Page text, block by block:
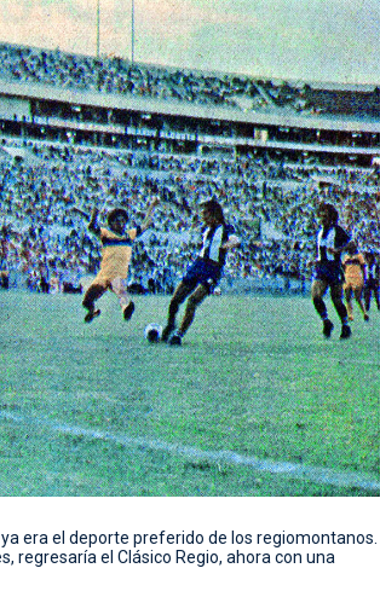
era el deporte preferido de los regiomontanos.
regresaría el Clásico Regio, ahora con una